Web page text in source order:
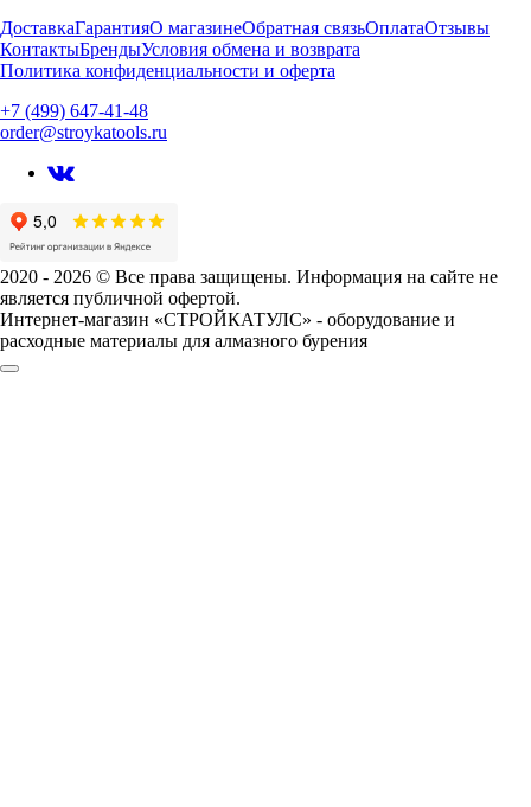
ДоставкаГарантияО магазинеОбратная связьОплатаОтзывы
КонтактыБрендыУсловия обмена и возврата
Политика конфиденциальности и оферта
+7 (499) 647-41-48
order@stroykatools.ru
2020 - 2026 © Все права защищены. Информация на сайте не
является публичной офертой.
Интернет-магазин «СТРОЙКАТУЛС» - оборудование и
расходные материалы для алмазного бурения